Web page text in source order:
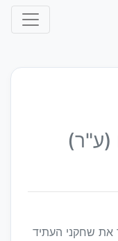
(ע"ר)
את שחקני העתיד